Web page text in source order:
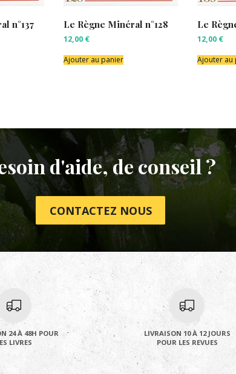
n°137 Le Règne Minéral n°128
12,00 €
Ajouter au panier
Le
12,00 €
Ajouter au
d'aide, de conseil ?
CONTACTEZ NOUS
24 À 48H POUR
LIVRES
LIVRAISON 10 À 12 JOURS
POUR LES REVUES